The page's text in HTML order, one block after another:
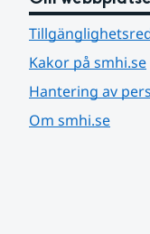
Kakor på smhi.se
Hantering av
Om smhi.se